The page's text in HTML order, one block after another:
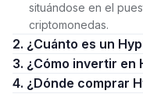
situándose en el
criptomonedas.
2. ¿Cuánto es un
3. ¿Cómo invertir
4. ¿Dónde comprar